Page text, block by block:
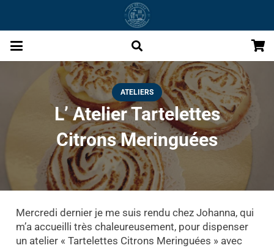
ATELIERS
L’ Atelier Tartelettes
Citrons Meringuées
Mercredi dernier je me suis rendu chez Johanna, qui
m’a accueilli très chaleureusement, pour dispenser
un atelier « Tartelettes Citrons Meringuées » avec